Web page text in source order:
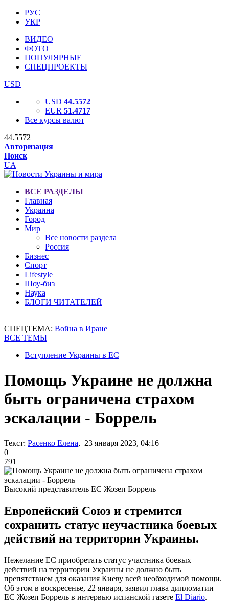
РУС
УКР
ВИДЕО
ФОТО
ПОПУЛЯРНЫЕ
СПЕЦПРОЕКТЫ
USD
USD 44.5572
EUR 51.4717
Все курсы валют
44.5572
Авторизация
Поиск
UA
ВСЕ РАЗДЕЛЫ
Главная
Украина
Город
Мир
Все новости раздела
Россия
Бизнес
Спорт
Lifestyle
Шоу-биз
Наука
БЛОГИ ЧИТАТЕЛЕЙ
СПЕЦТЕМА: Война в Иране
ВСЕ ТЕМЫ
Вступление Украины в ЕС
Помощь Украине не должна
быть ограничена страхом
эскалации - Боррель
Текст: Расенко Елена, 23 января 2023, 04:16
0
791
Высокий представитель ЕС Жозеп Боррель
Европейский Союз и стремится
сохранить статус неучастника боевых
действий на территории Украины.
Нежелание ЕС приобретать статус участника боевых
действий на территории Украины не должно быть
препятствием для оказания Киеву всей необходимой помощи.
Об этом в воскресенье, 22 января, заявил глава дипломатии
ЕС Жозеп Боррель в интервью испанской газете El Diario.